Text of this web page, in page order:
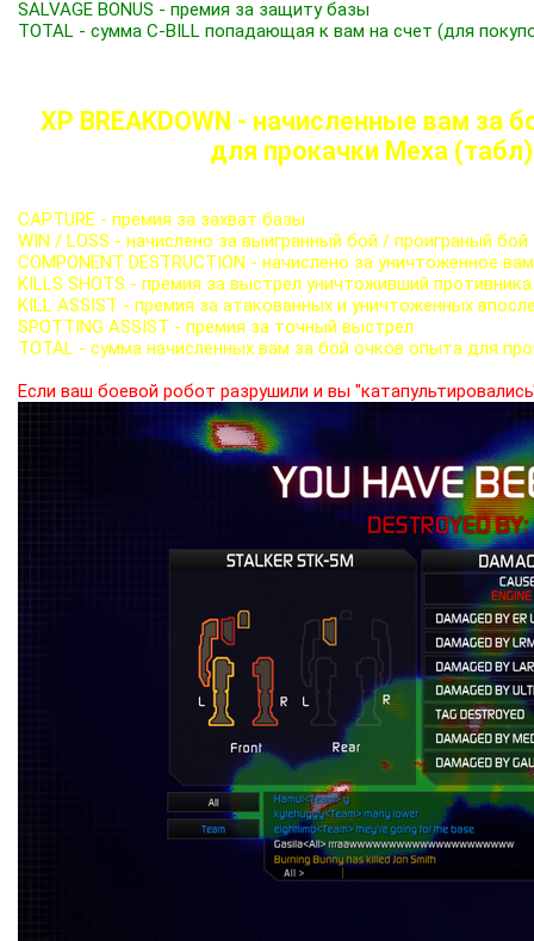
SALVAGE BONUS - премия за защиту базы
TOTAL - сумма C-BILL попадающая к вам на счет (для
XP BREAKDOWN - начисленные вам за
для прокачки Меха (табл)
CAPTURE - премия за захват базы
WIN / LOSS - начислено за выигранный бой / проиграный бой
COMPONENT DESTRUCTION - начислено за уничтоженное
KILLS SHOTS - премия за выстрел уничтоживший противника
KILL ASSIST - премия за атакованных и уничтоженных
SPOTTING ASSIST - премия за точный выстрел
TOTAL - сумма начисленных вам за бой очков опыта для
Если ваш боевой робот разрушили и вы